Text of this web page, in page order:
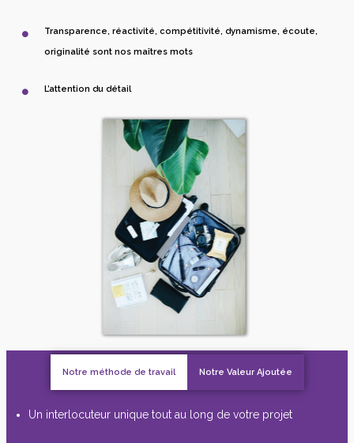
Transparence, réactivité, compétitivité, dynamisme, écoute,
originalité sont nos maîtres mots
L’attention du détail
Notre méthode de travail Notre Valeur Ajoutée
Un interlocuteur unique tout au long de votre projet